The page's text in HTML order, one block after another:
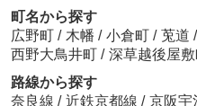
町名から探す
広野町 / 木幡 / 小倉町 / 莵道 /
西野大鳥井町 / 深草越後屋
路線から探す
奈良線 / 近鉄京都線 / 京阪宇